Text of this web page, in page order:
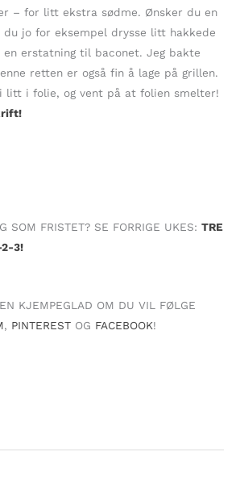
– for litt ekstra sødme. Ønsker du en
du jo for eksempel drysse litt hakkede
en erstatning til baconet. Jeg bakte
retten er også fin å lage på grillen.
litt i folie, og vent på at folien smelter!
SOM FRISTET? SE FORRIGE UKES: TRE
2-3!
KJEMPEGLAD OM DU VIL FØLGE
, PINTEREST OG FACEBOOK!